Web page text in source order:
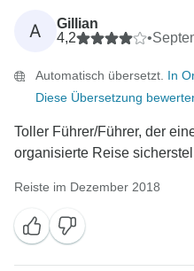
A
Gillian
4,2
•
Automatisch übersetzt. In
Diese Übersetzung
Toller Führer/Führer, der
organisierte Reise
Reiste im Dezember 2018